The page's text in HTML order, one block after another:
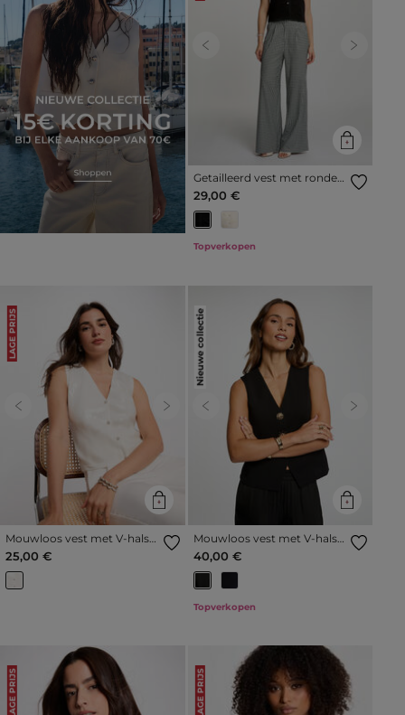
Previous Next
Getailleerd vest met ronde
hals zwart vrouw
29,00 €
Topverkopen
LAGE PRIJS
Previous Next
Mouwloos vest met V-hals
helder wit vrouw
25,00 €
Nieuwe collectie
Previous Next
Mouwloos vest met V-hals
zwart vrouw
40,00 €
Topverkopen
LAGE PRIJS LAGE PRIJS